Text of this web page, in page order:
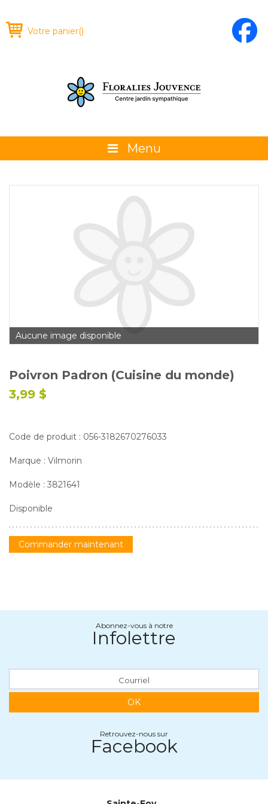
Votre panier()
Menu
La boutique
Promotions et évènements
Calendrier horticole
Emplois
Service à la clientèle
Nous joindre
Aucune image disponible
Poivron Padron (Cuisine du monde)
3,99 $
Code de produit : 056-3182670276033
Marque : Vilmorin
Modèle : 3821641
Disponible
Commander maintenant
Abonnez-vous à notre
Infolettre
OK
Retrouvez-nous sur
Facebook